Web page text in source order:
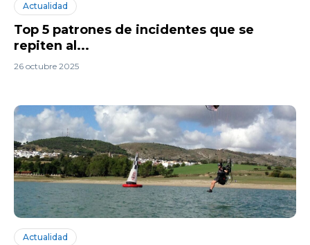
Actualidad
Top 5 patrones de incidentes que se
repiten al...
26 octubre 2025
Actualidad